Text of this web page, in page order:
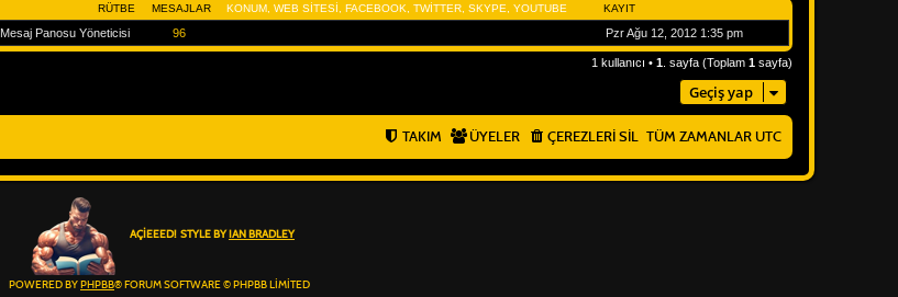
RÜTBE MESAJLAR KONUM, WEB SITESI, FACEBOOK, TWITTER, SKYPE, YOUTUBE KAYIT
Mesaj Panosu Yöneticisi 96 Pzr Ağu 12, 2012 1:35 pm
1 kullanıcı • 1 . sayfa (Toplam 1 sayfa)
Geçiş yap
TÜM ZAMANLAR UTC
ÇEREZLERI SIL
ÜYELER
TAKIM
AÇIEEED! STYLE BY IAN BRADLEY
POWERED BY PHPBB® FORUM SOFTWARE © PHPBB LIMITED